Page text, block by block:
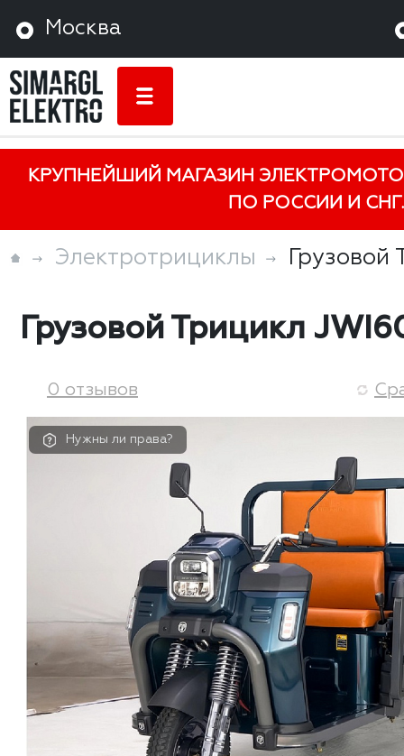
Москва
КРУПНЕЙШИЙ МАГАЗИН
ПО РОССИИ И СНГ.
Электротрициклы Грузовой
Грузовой Трицикл
0 отзывов
Нужны ли права?